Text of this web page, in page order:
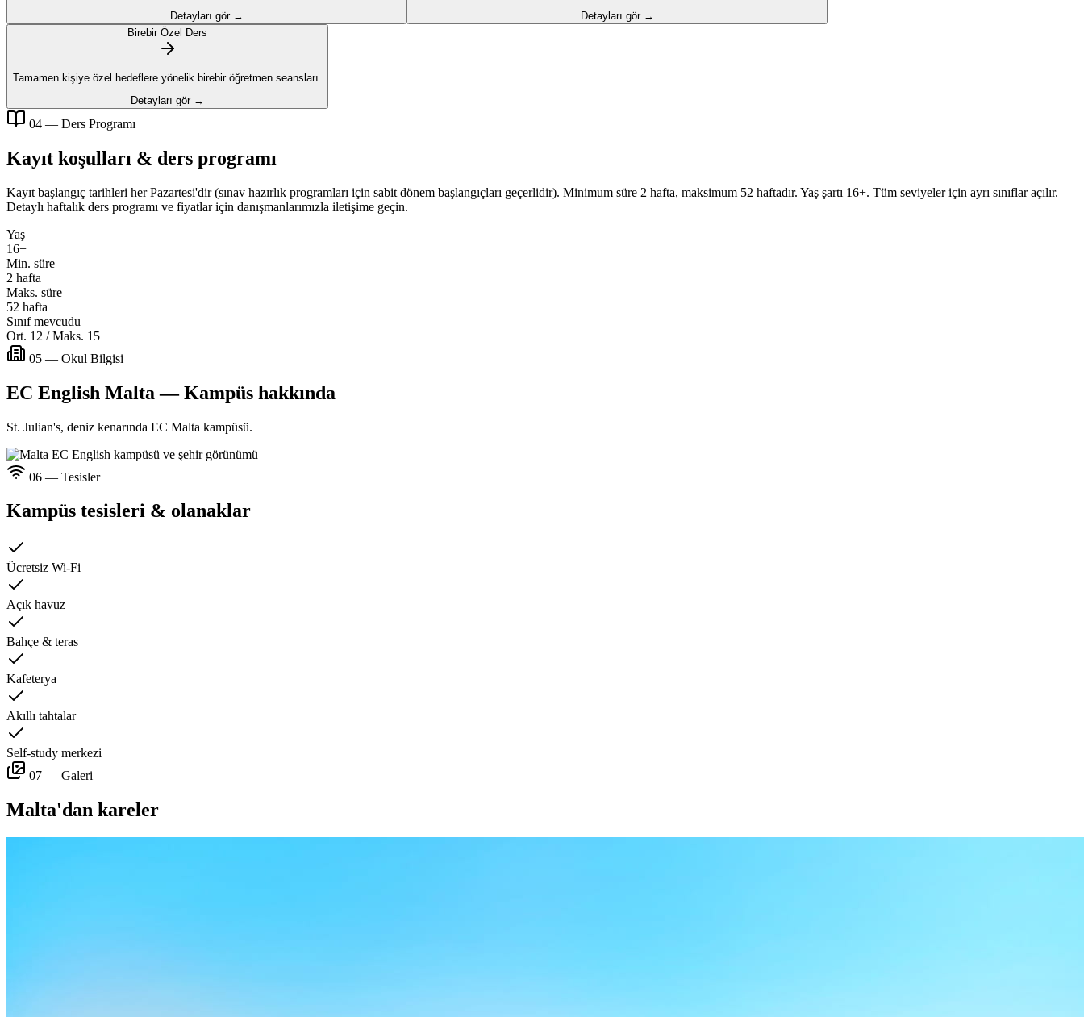
Detayları gör →
Detayları gör →
Birebir Özel Ders
Tamamen kişiye özel hedeflere yönelik birebir öğretmen seansları.
Detayları gör →
04 — Ders Programı
Kayıt koşulları & ders programı
Kayıt başlangıç tarihleri her Pazartesi'dir (sınav hazırlık programları için sabit dönem başlangıçları geçerlidir). Minimum süre 2 hafta, maksimum 52 haftadır. Yaş şartı 16+. Tüm seviyeler için ayrı sınıflar açılır.
Detaylı haftalık ders programı ve fiyatlar için danışmanlarımızla iletişime geçin.
Yaş
16+
Min. süre
2 hafta
Maks. süre
52 hafta
Sınıf mevcudu
Ort. 12 / Maks. 15
05 — Okul Bilgisi
EC English Malta — Kampüs hakkında
St. Julian's, deniz kenarında EC Malta kampüsü.
06 — Tesisler
Kampüs tesisleri & olanaklar
Ücretsiz Wi-Fi
Açık havuz
Bahçe & teras
Kafeterya
Akıllı tahtalar
Self-study merkezi
07 — Galeri
Malta'dan kareler